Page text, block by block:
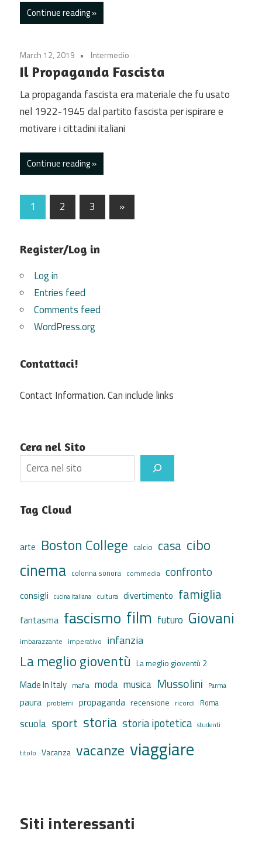
Continue reading
March 12, 2019 Intermedio
Il Propaganda Fascista
La propaganda fascista era materiale che fu usato
nel 1922-1945 dal partito fascista per ispirare e
motivare i cittadini italiani
Continue reading
Posts
1 2 3
Next
Posts
»
Register/Log in
Log in
Entries feed
Comments feed
WordPress.org
Contattaci!
Contact Information. Can include links
Cera nel Sito
Search
Tag Cloud
arte Boston College calcio casa cibo
cinema colonna sonora commedia confronto
consigli cucina italiana cultura divertimento famiglia
fantasma fascismo film futuro Giovani
imbarazzante imperativo infanzia
La meglio gioventù La meglio gioventù 2
Made In Italy mafia moda musica Mussolini Parma
paura problemi propaganda recensione ricordi Roma
scuola sport storia storia ipotetica studenti
titolo Vacanza vacanze viaggiare
Siti interessanti